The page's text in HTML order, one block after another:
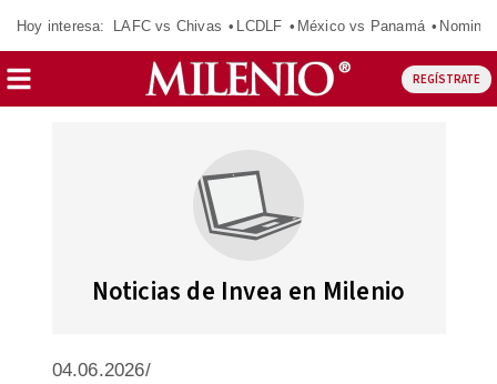
Hoy interesa: LAFC vs Chivas LCDLF México vs Panamá
REGÍSTRATE
Noticias de Invea en Milenio
04.06.2026/